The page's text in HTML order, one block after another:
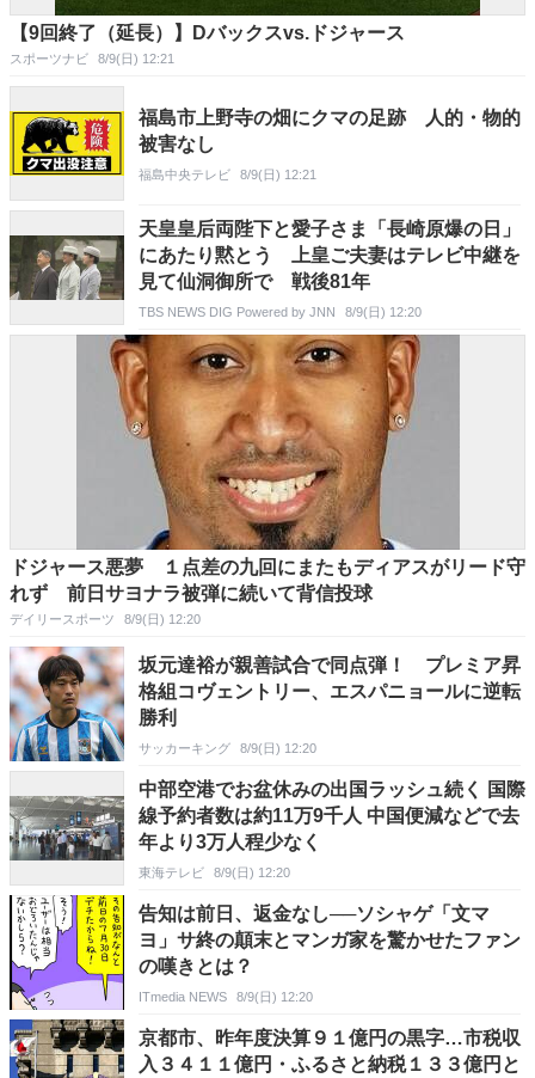
【9回終了（延長）】Dバックスvs.ドジャース
スポーツナビ 8/9(日) 12:21
福島市上野寺の畑にクマの足跡 人的・物的
被害なし
福島中央テレビ 8/9(日) 12:21
天皇皇后両陛下と愛子さま「長崎原爆の日」
にあたり黙とう 上皇ご夫妻はテレビ中継を
見て仙洞御所で 戦後81年
TBS NEWS DIG Powered by JNN 8/9(日) 12:20
ドジャース悪夢 １点差の九回にまたもディアスがリード守
れず 前日サヨナラ被弾に続いて背信投球
デイリースポーツ 8/9(日) 12:20
坂元達裕が親善試合で同点弾！ プレミア昇
格組コヴェントリー、エスパニョールに逆転
勝利
サッカーキング 8/9(日) 12:20
中部空港でお盆休みの出国ラッシュ続く 国際
線予約者数は約11万9千人 中国便減などで去
年より3万人程少なく
東海テレビ 8/9(日) 12:20
告知は前日、返金なし──ソシャゲ「文マ
ヨ」サ終の顛末とマンガ家を驚かせたファン
の嘆きとは？
ITmedia NEWS 8/9(日) 12:20
京都市、昨年度決算９１億円の黒字…市税収
入３４１１億円・ふるさと納税１３３億円と